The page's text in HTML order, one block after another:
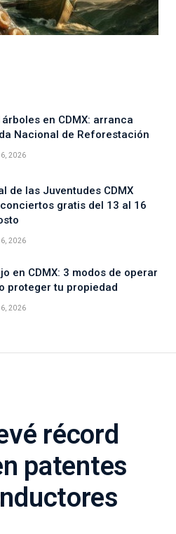
en CDMX: arranca
Nacional de Reforestación
6, 2026
de las Juventudes CDMX
gratis del 13 al 16
6, 2026
en CDMX: 3 modos de operar
proteger tu propiedad
6, 2026
récord
patentes